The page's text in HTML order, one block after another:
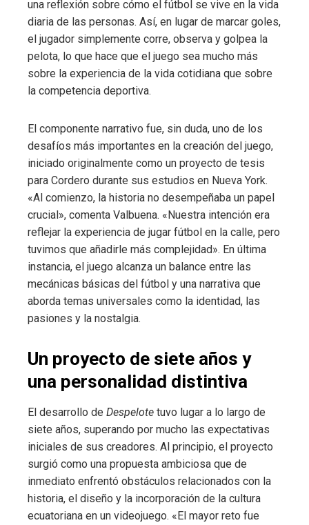
una reflexión sobre cómo el fútbol se vive en la vida
diaria de las personas. Así, en lugar de marcar goles,
el jugador simplemente corre, observa y golpea la
pelota, lo que hace que el juego sea mucho más
sobre la experiencia de la vida cotidiana que sobre
la competencia deportiva.
El componente narrativo fue, sin duda, uno de los
desafíos más importantes en la creación del juego,
iniciado originalmente como un proyecto de tesis
para Cordero durante sus estudios en Nueva York.
«Al comienzo, la historia no desempeñaba un papel
crucial», comenta Valbuena. «Nuestra intención era
reflejar la experiencia de jugar fútbol en la calle, pero
tuvimos que añadirle más complejidad». En última
instancia, el juego alcanza un balance entre las
mecánicas básicas del fútbol y una narrativa que
aborda temas universales como la identidad, las
pasiones y la nostalgia.
Un proyecto de siete años y
una personalidad distintiva
El desarrollo de Despelote tuvo lugar a lo largo de
siete años, superando por mucho las expectativas
iniciales de sus creadores. Al principio, el proyecto
surgió como una propuesta ambiciosa que de
inmediato enfrentó obstáculos relacionados con la
historia, el diseño y la incorporación de la cultura
ecuatoriana en un videojuego. «El mayor reto fue